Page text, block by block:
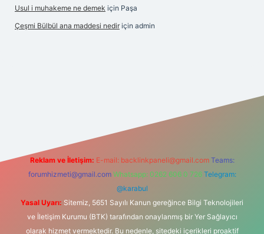
Usul i muhakeme ne demek için Paşa
Çeşmi Bülbül ana maddesi nedir için admin
Reklam ve İletişim: E-mail: backlinkpaneli@gmail.com Teams:
forumhizmeti@gmail.com Whatsapp: 0262 606 0 726 Telegram:
@karabul
Yasal Uyarı: Sitemiz, 5651 Sayılı Kanun gereğince Bilgi Teknolojileri
ve İletişim Kurumu (BTK) tarafından onaylanmış bir Yer Sağlayıcı
olarak hizmet vermektedir. Bu nedenle, sitedeki içerikleri proaktif